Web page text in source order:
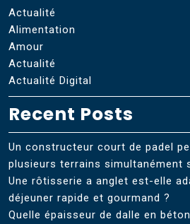
Actualité
Alimentation
Amour
Actualité
Actualité Digital
Recent Posts
Un constructeur court de padel
plusieurs terrains simultanément
Une rôtisserie a anglet est-elle
déjeuner rapide et gourmand ?
Quelle épaisseur de dalle en